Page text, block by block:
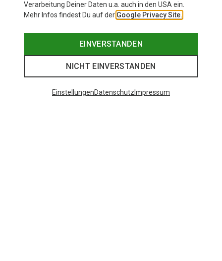
Verarbeitung Deiner Daten u.a. auch in den USA ein.
Mehr Infos findest Du auf der Google Privacy Site.
EINVERSTANDEN
NICHT EINVERSTANDEN
EinstellungenDatenschutz Impressum